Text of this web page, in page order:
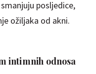
posljedice,
ožiljaka od akni.
intimnih odnosa